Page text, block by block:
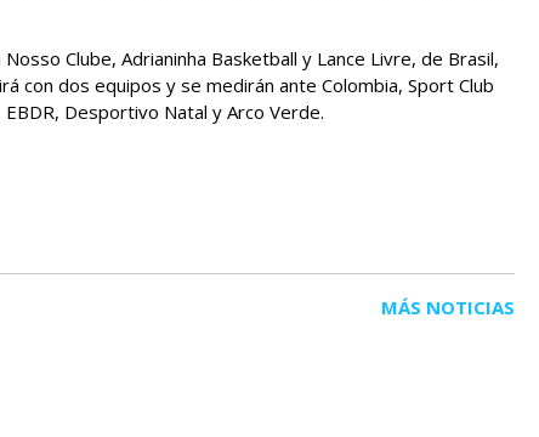
Clube, Adrianinha Basketball y Lance Livre, de Brasil,
con dos equipos y se medirán ante Colombia, Sport Club
Desportivo Natal y Arco Verde.
MÁS NOTICIAS